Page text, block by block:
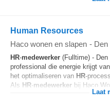
Human Resources
Haco wonen en slapen - Den
HR-medewerker (Fulltime) -
professional die energie krijgt
het optimaliseren van HR-
Als HR-medewerker bij Haco
Laat